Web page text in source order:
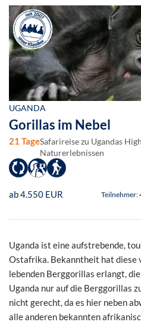
UGANDA
Gorillas im Nebel
21 TageSafarireise zu Ugandas
Naturerlebnissen
ab 4.550 EUR Teilnehmer:
Uganda ist eine aufstrebende,
Ostafrika. Bekanntheit hat diese
lebenden Berggorillas erlangt,
Uganda nur auf die Berggorillas
nicht gerecht, da es hier neben
alle anderen bekannten